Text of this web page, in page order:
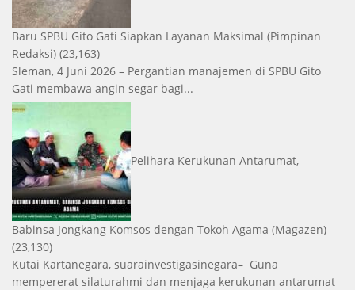
Baru SPBU Gito Gati Siapkan Layanan Maksimal (Pimpinan
Redaksi) (23,163)
Sleman, 4 Juni 2026 – Pergantian manajemen di SPBU Gito
Gati membawa angin segar bagi...
Pelihara Kerukunan Antarumat,
Babinsa Jongkang Komsos dengan Tokoh Agama (Magazen)
(23,130)
Kutai Kartanegara, suarainvestigasinegara– Guna
mempererat silaturahmi dan menjaga kerukunan antarumat